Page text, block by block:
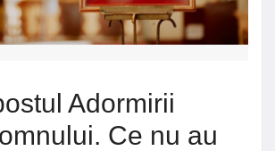
Adormirii
Ce nu au